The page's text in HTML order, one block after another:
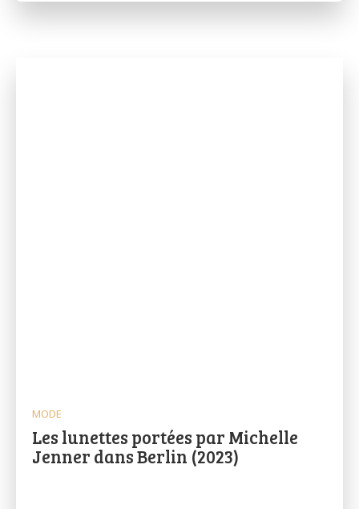
MODE
Les lunettes portées par Michelle
Jenner dans Berlin (2023)